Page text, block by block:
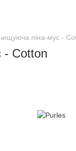
піна-мус -
- Cotton